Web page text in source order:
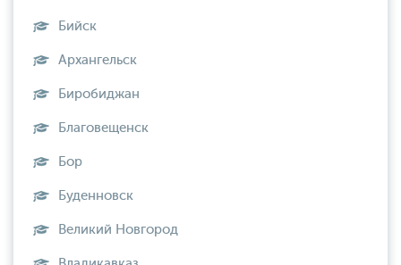
Бийск
Архангельск
Биробиджан
Благовещенск
Бор
Буденновск
Великий Новгород